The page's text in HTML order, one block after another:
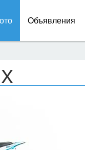
Объявления